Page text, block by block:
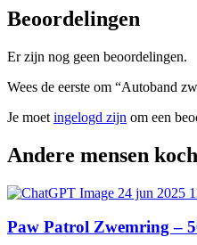
Beoordelingen
Er zijn nog geen beoordelingen.
Wees de eerste om “Autoband
Je moet ingelogd zijn om een
Andere mensen
Paw Patrol Zwemring –